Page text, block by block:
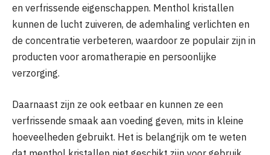
en verfrissende eigenschappen. Menthol kristallen
kunnen de lucht zuiveren, de ademhaling verlichten en
de concentratie verbeteren, waardoor ze populair zijn in
producten voor aromatherapie en persoonlijke
verzorging.
Daarnaast zijn ze ook eetbaar en kunnen ze een
verfrissende smaak aan voeding geven, mits in kleine
hoeveelheden gebruikt. Het is belangrijk om te weten